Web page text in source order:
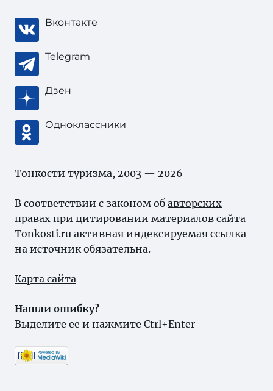
Вконтакте
Telegram
Дзен
Одноклассники
Тонкости туризма, 2003 — 2026
В соответствии с законом об авторских
правах при цитировании материалов сайта
Tonkosti.ru активная индексируемая ссылка
на источник обязательна.
Карта сайта
Нашли ошибку?
Выделите ее и нажмите Ctrl+Enter